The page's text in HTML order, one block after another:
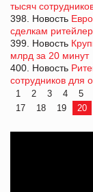
тысяч
398. Новость
сделкам
399. Новость
млрд за 20 минут
400. Новость
сотрудников для
1 2 3 4 5
17
18 19 20